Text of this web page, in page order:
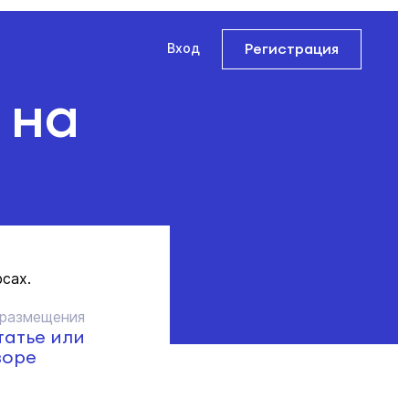
Вход Регистрация
или